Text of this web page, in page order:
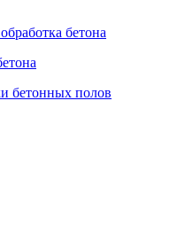
бетона
бетонных полов